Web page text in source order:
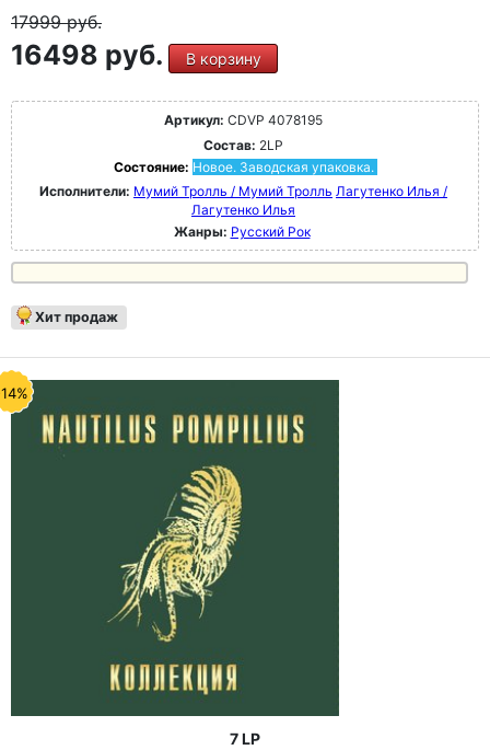
17999руб.
16498 руб. В корзину
Артикул: CDVP 4078195
Состав: 2LP
Состояние: Новое. Заводская упаковка.
Исполнители: Мумий Тролль / Мумий Тролль Лагутенко Илья /
Лагутенко Илья
Жанры: Русский Рок
Хит продаж
7 LP